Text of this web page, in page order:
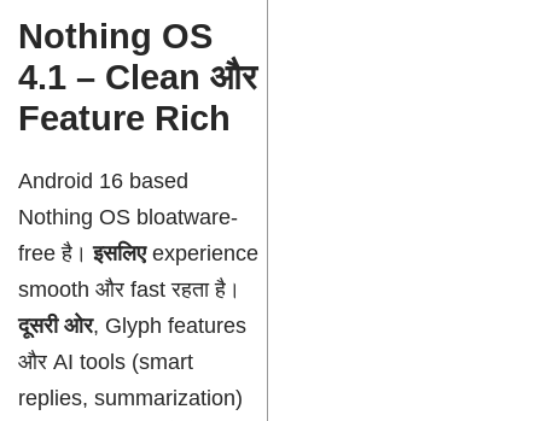
Nothing OS
4.1 – Clean और
Feature Rich
Android 16 based
Nothing OS bloatware-
free है।इसलिएexperience
smooth और fast रहता है।
दूसरी ओर, Glyph features
और AI tools (smart
replies, summarization)